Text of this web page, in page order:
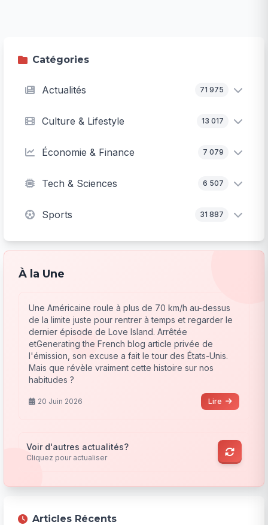
Catégories
Actualités 71 975
Culture & Lifestyle 13 017
Économie & Finance 7 079
Tech & Sciences 6 507
Sports 31 887
À la Une
Une Américaine roule à plus de 70 km/h au-dessus
de la limite juste pour rentrer à temps et regarder le
dernier épisode de Love Island. Arrêtée
etGenerating the French blog article privée de
l'émission, son excuse a fait le tour des États-Unis.
Mais que révèle vraiment cette histoire sur nos
habitudes ?
20 Juin 2026 Lire
Voir d'autres actualités?
Cliquez pour actualiser
Articles Récents